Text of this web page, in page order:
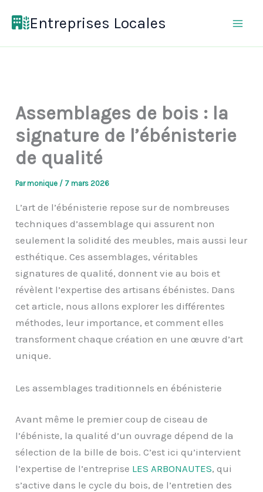
Entreprises Locales
Assemblages de bois : la
signature de l’ébénisterie
de qualité
Parmonique / 7 mars 2026
L’art de l’ébénisterie repose sur de nombreuses
techniques d’assemblage qui assurent non
seulement la solidité des meubles, mais aussi leur
esthétique. Ces assemblages, véritables
signatures de qualité, donnent vie au bois et
révèlent l’expertise des artisans ébénistes. Dans
cet article, nous allons explorer les différentes
méthodes, leur importance, et comment elles
transforment chaque création en une œuvre d’art
unique.
Les assemblages traditionnels en ébénisterie
Avant même le premier coup de ciseau de
l’ébéniste, la qualité d’un ouvrage dépend de la
sélection de la bille de bois. C’est ici qu’intervient
l’expertise de l’entreprise LES ARBONAUTES, qui
s’active dans le cycle du bois, de l’entretien des